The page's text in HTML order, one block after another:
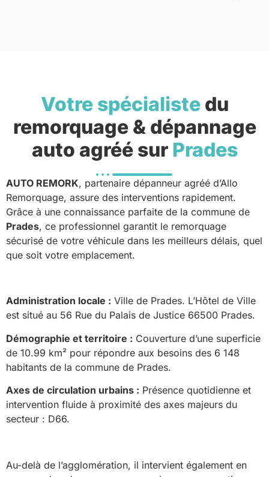
Votre spécialistedu
remorquage & dépannage
auto agréé sur Prades
AUTO REMORK, partenaire dépanneur agréé d’Allo
Remorquage, assure des interventions rapidement.
Grâce à une connaissance parfaite de la commune de
Prades, ce professionnel garantit le remorquage
sécurisé de votre véhicule dans les meilleurs délais, quel
que soit votre emplacement.
Administration locale : Ville de Prades. L’Hôtel de Ville
est situé au 56 Rue du Palais de Justice 66500 Prades.
Démographie et territoire : Couverture d’une superficie
de 10.99 km² pour répondre aux besoins des 6 148
habitants de la commune de Prades.
Axes de circulation urbains : Présence quotidienne et
intervention fluide à proximité des axes majeurs du
secteur : D66.
Au-delà de l’agglomération, il intervient également en